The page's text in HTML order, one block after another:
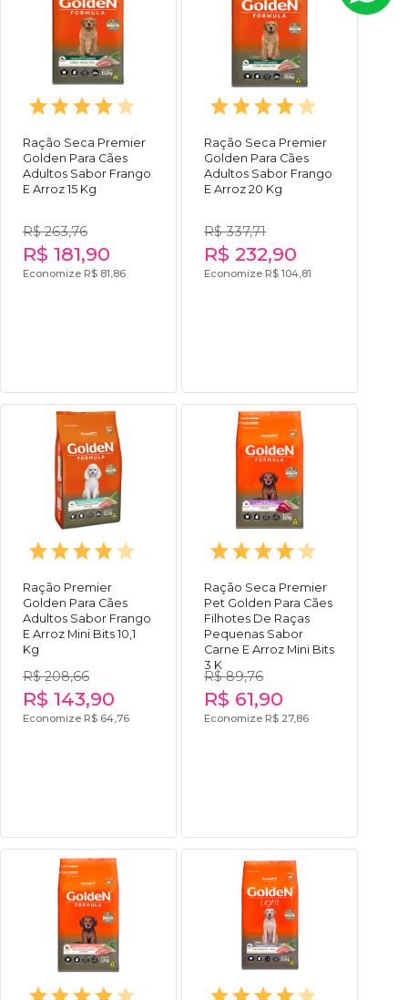
Ração Seca Premier
Golden Para Cães
Adultos Sabor Frango
E Arroz 15 Kg
R$ 263,76
R$ 181,90
Economize R$ 81,86
Ração Seca Premier
Golden Para Cães
Adultos Sabor Frango
E Arroz 20 Kg
R$ 337,71
R$ 232,90
Economize R$ 104,81
Ração Premier
Golden Para Cães
Adultos Sabor Frango
E Arroz Mini Bits 10,1
Kg
R$ 208,66
R$ 143,90
Economize R$ 64,76
Ração Seca Premier
Pet Golden Para Cães
Filhotes De Raças
Pequenas Sabor
Carne E Arroz Mini Bits
3 K
R$ 89,76
R$ 61,90
Economize R$ 27,86